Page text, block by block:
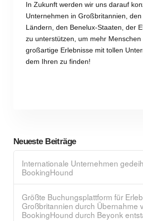
In Zukunft werden wir uns darauf
Unternehmen in Großbritannien,
Ländern, den Benelux-Staaten, der
zu unterstützen, um mehr Menschen
großartige Erlebnisse mit tollen
dem Ihren zu finden!
Neueste Beiträge
Internationale Unternehmen
BookingHound
Größte Buchungsplattform für
Großbritannien durch Übernahme
BookingHound durch Beyonk